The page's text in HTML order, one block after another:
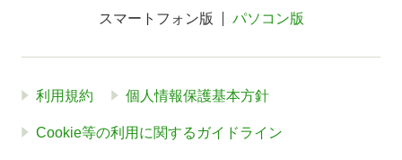
スマートフォン版 パソコン版
利用規約 個人情報保護基本方針
Cookie等の利用に関するガイドライン